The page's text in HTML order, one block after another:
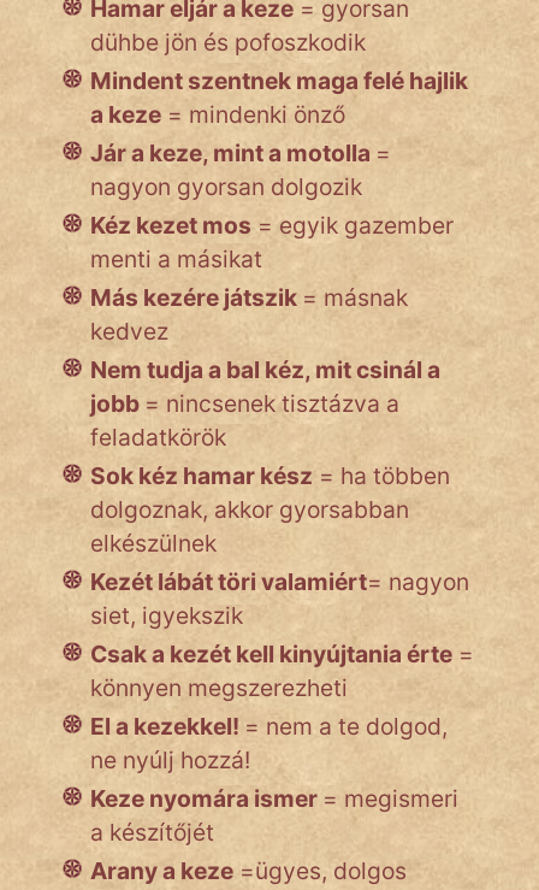
Hamar eljár a keze = gyorsan
dühbe jön és pofoszkodik
Mindent szentnek maga felé hajlik
a keze = mindenki önző
Jár a keze, mint a motolla =
nagyon gyorsan dolgozik
Kéz kezet mos = egyik gazember
menti a másikat
Más kezére játszik = másnak
kedvez
Nem tudja a bal kéz, mit csinál a
jobb = nincsenek tisztázva a
feladatkörök
Sok kéz hamar kész = ha többen
dolgoznak, akkor gyorsabban
elkészülnek
Kezét lábát töri valamiért= nagyon
siet, igyekszik
Csak a kezét kell kinyújtania érte =
könnyen megszerezheti
El a kezekkel! = nem a te dolgod,
ne nyúlj hozzá!
Keze nyomára ismer = megismeri
a készítőjét
Arany a keze =ügyes, dolgos